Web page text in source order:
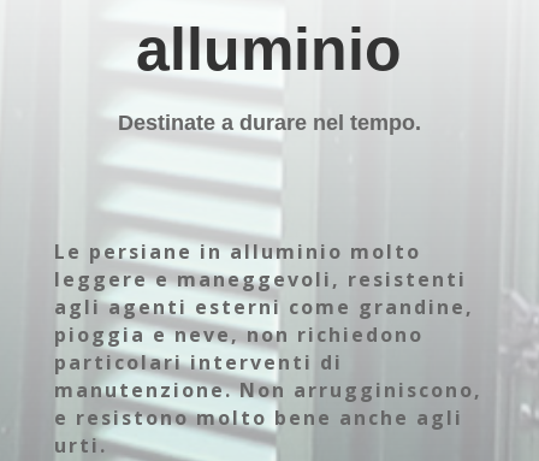
alluminio
Destinate a durare nel tempo.
Le persiane in alluminio molto
leggere e maneggevoli, resistenti
agli agenti esterni come grandine,
pioggia e neve, non richiedono
particolari interventi di
manutenzione. Non arrugginiscono,
e resistono molto bene anche agli
urti.